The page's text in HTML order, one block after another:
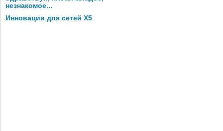
незнакомое...
Инновации для сетей X5